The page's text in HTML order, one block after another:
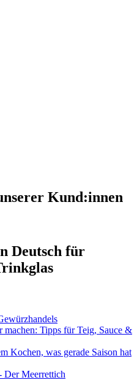
Kund:innen
Deutsch für
machen: Tipps für Teig, Sauce &
Kochen, was gerade Saison hat
Der Meerrettich